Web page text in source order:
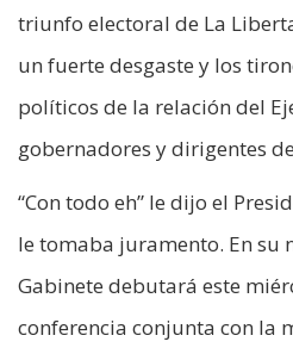
triunfo electoral de La
un fuerte desgaste y los
políticos de la relación del
gobernadores y dirigentes
“Con todo eh” le dijo el
le tomaba juramento. En su
Gabinete debutará este
conferencia conjunta con la